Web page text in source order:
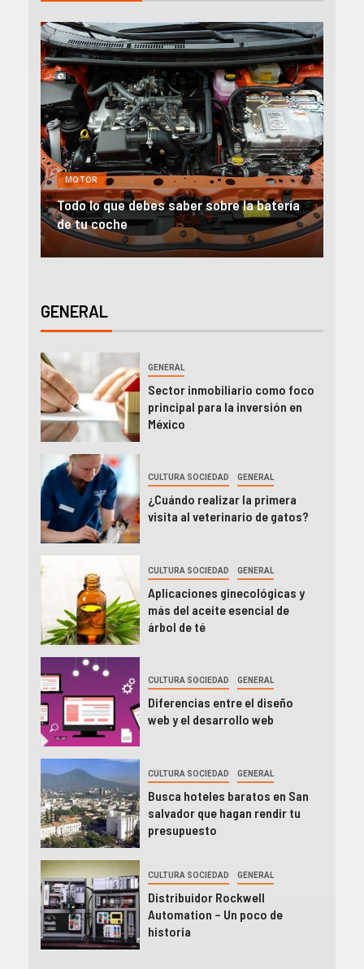
batería
GENERAL MOTOR NEGOCIOS
Alquiler furgonetas Valencia: Ideas para
emprender
GENERAL
GENERAL
Sector inmobiliario como foco
principal para la inversión en
México
CULTURA SOCIEDAD GENERAL
¿Cuándo realizar la primera
visita al veterinario de gatos?
CULTURA SOCIEDAD GENERAL
Aplicaciones ginecológicas y
más del aceite esencial de
árbol de té
CULTURA SOCIEDAD GENERAL
Diferencias entre el diseño
web y el desarrollo web
CULTURA SOCIEDAD GENERAL
Busca hoteles baratos en San
salvador que hagan rendir tu
presupuesto
CULTURA SOCIEDAD GENERAL
Distribuidor Rockwell
Automation – Un poco de
historia